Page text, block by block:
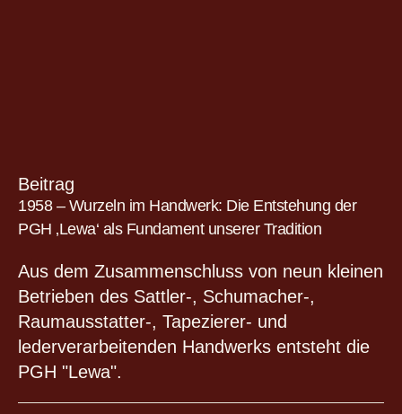
Beitrag
1958 – Wurzeln im Handwerk: Die Entstehung der
PGH ‚Lewa‘ als Fundament unserer Tradition
Aus dem Zusammenschluss von neun kleinen
Betrieben des Sattler-, Schumacher-,
Raumausstatter-, Tapezierer- und
lederverarbeitenden Handwerks entsteht die
PGH "Lewa".